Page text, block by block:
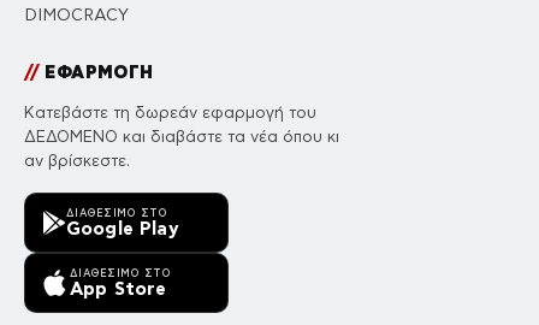
DIMOCRACY
//ΕΦΑΡΜΟΓΗ
Κατεβάστε τη δωρεάν εφαρμογή του
ΔΕΔΟΜΕΝΟ και διαβάστε τα νέα όπου κι
αν βρίσκεστε.
ΔΙΑΘΈΣΙΜΟ ΣΤΟ
Google Play
ΔΙΑΘΈΣΙΜΟ ΣΤΟ
App Store